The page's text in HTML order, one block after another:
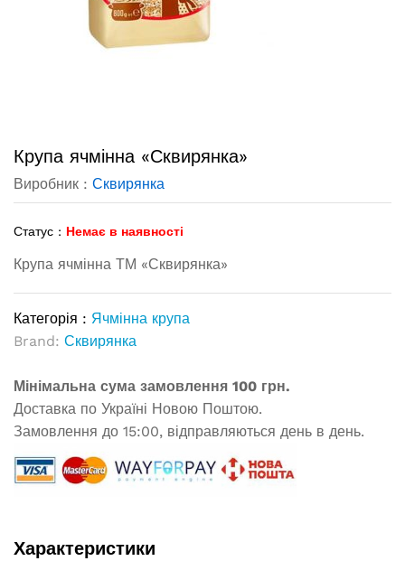
Крупа ячмінна «Сквирянка»
Виробник : Сквирянка
Статус : Немає в наявності
Крупа ячмінна ТМ «Сквирянка»
Категорія : Ячмінна крупа
Brand: Сквирянка
Мінімальна сума замовлення 100 грн.
Доставка по Україні Новою Поштою.
Замовлення до 15:00, відправляються день в день.
Характеристики